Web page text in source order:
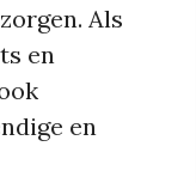
Als
en
en